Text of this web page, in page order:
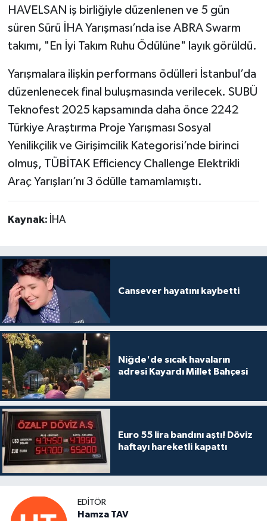
HAVELSAN iş birliğiyle düzenlenen ve 5 gün
süren Sürü İHA Yarışması’nda ise ABRA Swarm
takımı, "En İyi Takım Ruhu Ödülüne" layık görüldü.
Yarışmalara ilişkin performans ödülleri İstanbul’da
düzenlenecek final buluşmasında verilecek. SUBÜ
Teknofest 2025 kapsamında daha önce 2242
Türkiye Araştırma Proje Yarışması Sosyal
Yenilikçilik ve Girişimcilik Kategorisi’nde birinci
olmuş, TÜBİTAK Efficiency Challenge Elektrikli
Araç Yarışları’nı 3 ödülle tamamlamıştı.
Kaynak: İHA
Cansever hayatını kaybetti
Niğde'de sıcak havaların
adresi Kayardı Millet Bahçesi
Euro 55 lira bandını aştı! Döviz
haftayı hareketli kapattı
EDITÖR
Hamza TAV